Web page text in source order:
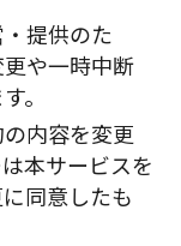
提供のた
や一時中断
。
内容を変更
本サービスを
同意したも